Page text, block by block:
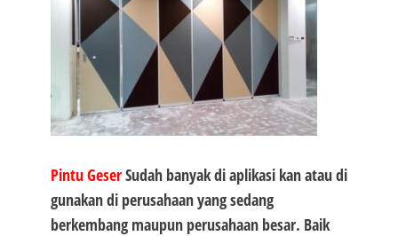
Pintu GeserSudah banyak di aplikasi kan atau di
gunakan di perusahaan yang sedang
berkembang maupun perusahaan besar. Baik